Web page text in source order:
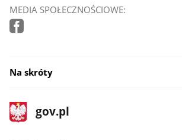
MEDIA SPOŁECZNOŚCIOWE:
Na skróty
stopka
gov.pl
Strona
gov.pl